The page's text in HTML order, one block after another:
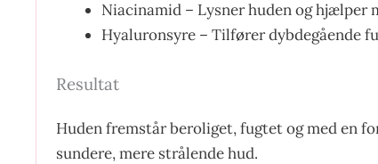
Niacinamid – Lysner huden og hjælper
Hyaluronsyre – Tilfører dybdegående
Resultat
Huden fremstår beroliget, fugtet og med en
sundere, mere strålende hud.